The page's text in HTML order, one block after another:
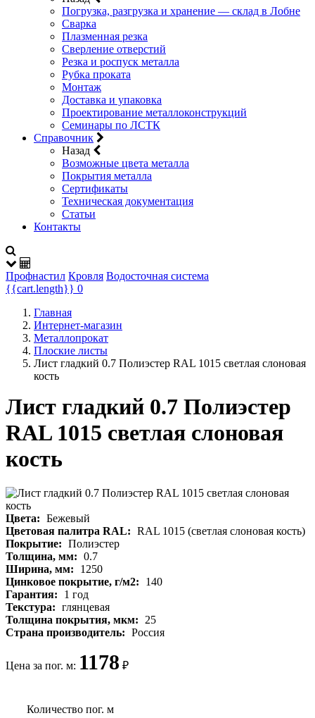
Погрузка, разгрузка и хранение — склад в Лобне
Сварка
Плазменная резка
Сверление отверстий
Резка и роспуск металла
Рубка проката
Монтаж
Доставка и упаковка
Проектирование металлоконструкций
Семинары по ЛСТК
Справочник
Назад
Возможные цвета металла
Покрытия металла
Сертификаты
Техническая документация
Статьи
Контакты
Профнастил Кровля Водосточная система
{{cart.length}} 0
Главная
Интернет-магазин
Металлопрокат
Плоские листы
Лист гладкий 0.7 Полиэстер RAL 1015 светлая слоновая
кость
Лист гладкий 0.7 Полиэстер
RAL 1015 светлая слоновая
кость
Цвета: Бежевый
Цветовая палитра RAL: RAL 1015 (светлая слоновая кость)
Покрытие: Полиэстер
Толщина, мм: 0.7
Ширина, мм:
1250
Цинковое покрытие, г/м2:
140
Гарантия:
1 год
Текстура: глянцевая
Толщина покрытия, мкм: 25
Страна производитель: Россия
Цена за пог. м: 1178 ₽
Количество пог. м